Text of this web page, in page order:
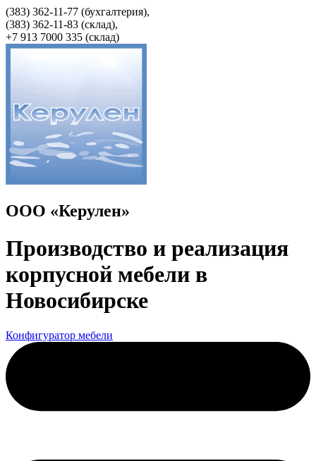
(383) 362-11-77 (бухгалтерия),
(383) 362-11-83 (cклад),
+7 913 7000 335 (склад)
ООО «Керулен»
Производство и реализация
корпусной мебели в
Новосибирске
Конфигуратор мебели